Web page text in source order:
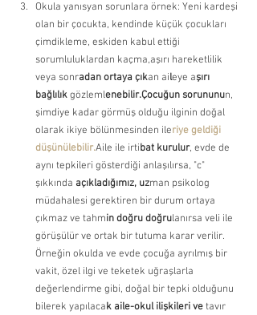
Okula yanısyan sorunlara örnek: Yeni kardeşi
olan bir çocukta, kendinde küçük çocukları
çimdikleme, eskiden kabul ettiği
sorumluluklardan kaçma,aşırı hareketlilik
veya sonradan ortaya çıkan aileye aşırı
bağlılık gözlemlenebilir.Çocuğun sorununun,
şimdiye kadar görmüş olduğu ilginin doğal
olarak ikiye bölünmesinden ileriye geldiği
düşünülebilir.Aile ile irtibat kurulur, evde de
aynı tepkileri gösterdiği anlaşılırsa, "c"
şıkkında açıkladığımız, uzman psikolog
müdahalesi gerektiren bir durum ortaya
çıkmaz ve tahmin doğru doğrulanırsa veli ile
görüşülür ve ortak bir tutuma karar verilir.
Örneğin okulda ve evde çocuğa ayrılmış bir
vakit, özel ilgi ve teketek uğraşlarla
değerlendirme gibi, doğal bir tepki olduğunu
bilerek yapılacak aile-okul ilişkileri ve tavır